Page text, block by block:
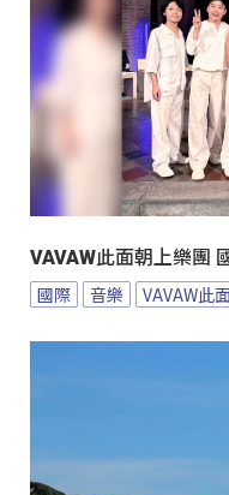
VAVAW此面朝上樂團
國際 音樂 VAVAW此